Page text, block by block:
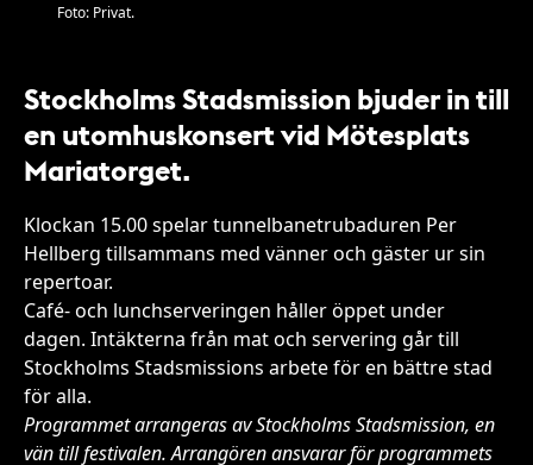
Foto: Privat.
Stockholms Stadsmission bjuder in till
en utomhuskonsert vid Mötesplats
Mariatorget.
Klockan 15.00 spelar tunnelbanetrubaduren Per
Hellberg tillsammans med vänner och gäster ur sin
repertoar.
Café- och lunchserveringen håller öppet under
dagen. Intäkterna från mat och servering går till
Stockholms Stadsmissions arbete för en bättre stad
för alla.
Programmet arrangeras av Stockholms Stadsmission, en
vän till festivalen. Arrangören ansvarar för programmets